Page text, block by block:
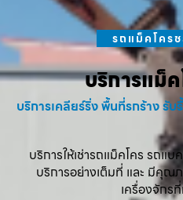
รถแม็คโคร
บริการแม็
บริการเคลียร์ริ่ง พื้นที่รกร้าง รั
บริการให้เช่ารถแม็คโคร รถแ
บริการอย่างเต็มที่ และ มีคุณ
เครื่องจัก